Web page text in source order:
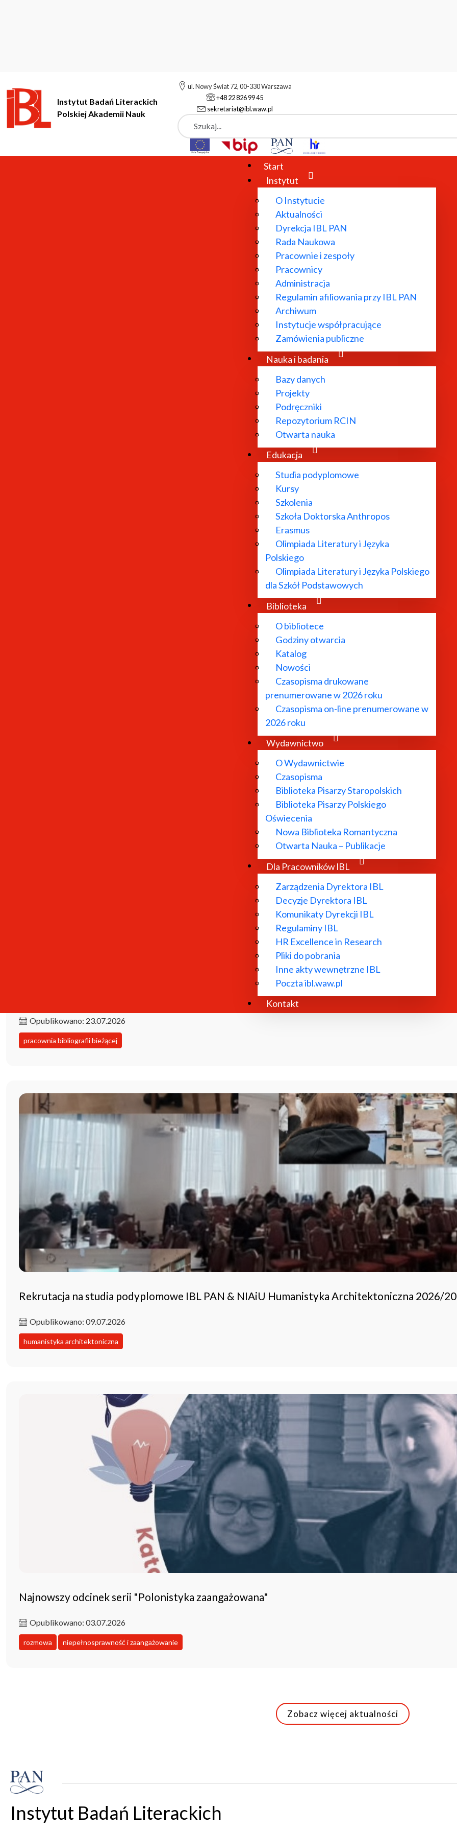
Instytut Badań Literackich
Polskiej Akademii Nauk
ul. Nowy Świat 72, 00-330 Warszawa
+48 22 826 99 45
sekretariat@ibl.waw.pl
Szukaj
Start
Instytut
O Instytucie
Aktualności
Dyrekcja IBL PAN
Rada Naukowa
Pracownie i zespoły
Pracownicy
Administracja
Regulamin afiliowania przy IBL PAN
Archiwum
Instytucje współpracujące
Zamówienia publiczne
Nauka i badania
Bazy danych
Projekty
Podręczniki
Repozytorium RCIN
Otwarta nauka
Edukacja
Studia podyplomowe
Kursy
Szkolenia
Szkoła Doktorska Anthropos
Erasmus
Olimpiada Literatury i Języka
Polskiego
Olimpiada Literatury i Języka Polskiego
dla Szkół Podstawowych
Biblioteka
O bibliotece
Godziny otwarcia
Katalog
Nowości
Czasopisma drukowane
prenumerowane w 2026 roku
Czasopisma on-line prenumerowane w
2026 roku
Wydawnictwo
O Wydawnictwie
Czasopisma
Biblioteka Pisarzy Staropolskich
Biblioteka Pisarzy Polskiego
Oświecenia
Nowa Biblioteka Romantyczna
Otwarta Nauka – Publikacje
Dla Pracowników IBL
Zarządzenia Dyrektora IBL
Decyzje Dyrektora IBL
Komunikaty Dyrekcji IBL
Regulaminy IBL
HR Excellence in Research
Pliki do pobrania
Inne akty wewnętrzne IBL
Poczta ibl.waw.pl
Kontakt
Instytut Badań Literackich PAN został powołany w
prowadzonych w Instytucie jest historia literatury
polskiej, a także rozbudowane prace bibliograficzne i
dokumentacyjne, leksykograficzne oraz edytorskie.
Opublikowano: 23.07.2026
pracownia bibliografii bieżącej
Rekrutacja na studia podyplomowe IBL PAN & NIAiU Humanistyka Architektoniczna 2026/
Opublikowano: 09.07.2026
humanistyka architektoniczna
Najnowszy odcinek serii "Polonistyka zaangażowana"
Opublikowano: 03.07.2026
rozmowa niepełnosprawność i zaangażowanie
Zobacz więcej aktualności
Instytut Badań Literackich